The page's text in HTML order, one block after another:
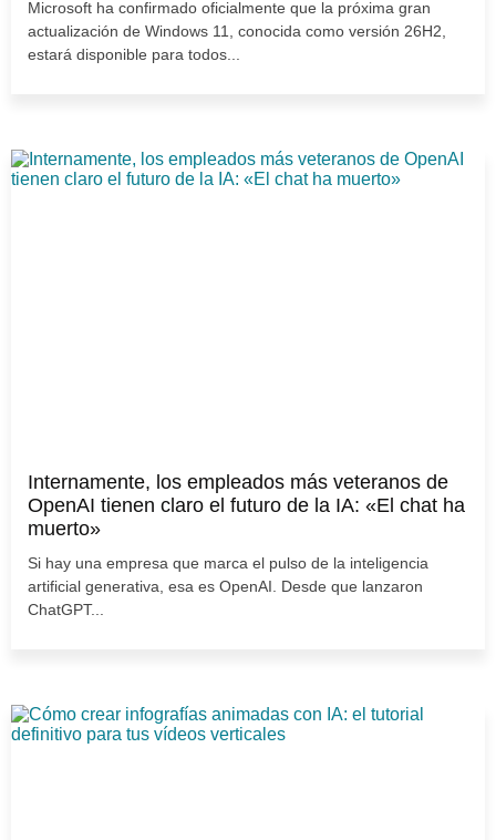
Microsoft ha confirmado oficialmente que la próxima gran
actualización de Windows 11, conocida como versión 26H2,
estará disponible para todos...
Internamente, los empleados más veteranos de
OpenAI tienen claro el futuro de la IA: «El chat ha
muerto»
Si hay una empresa que marca el pulso de la inteligencia
artificial generativa, esa es OpenAI. Desde que lanzaron
ChatGPT...